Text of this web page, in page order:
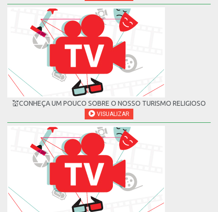
💒CONHEÇA UM POUCO SOBRE O NOSSO TURISMO RELIGIOSO
VISUALIZAR